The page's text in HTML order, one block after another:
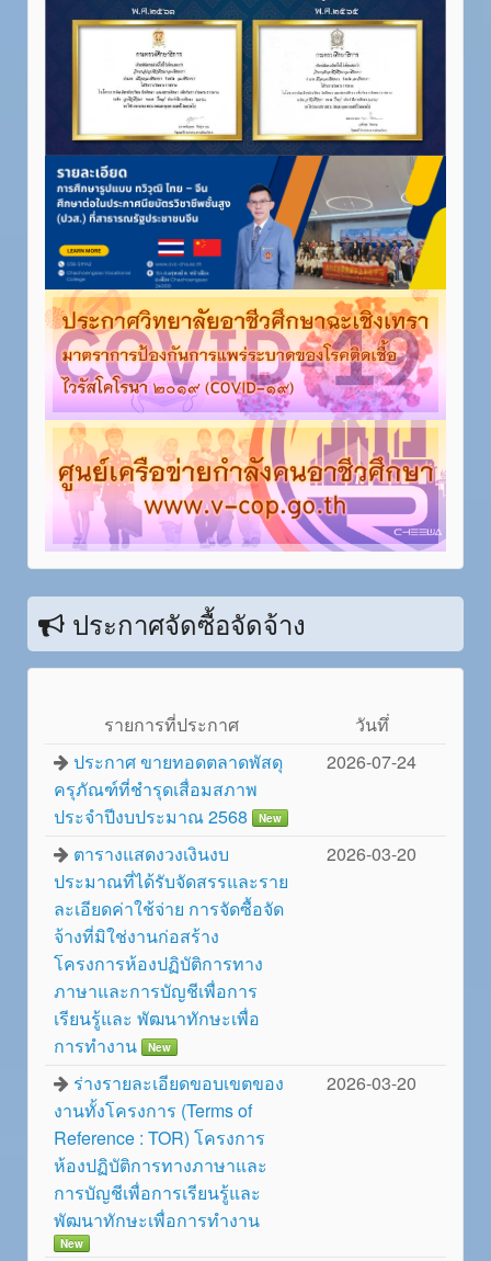
ประกาศจัดซื้อจัดจ้าง
รายการที่ประกาศ
วันทึ่
ประกาศ ขายทอดตลาดพัสดุ
ครุภัณฑ์ที่ชำรุดเสื่อมสภาพ
ประจำปีงบประมาณ 2568
New
2026-07-24
ตารางแสดงวงเงินงบ
ประมาณที่ได้รับจัดสรรและราย
ละเอียดค่าใช้จ่าย การจัดซื้อจัด
จ้างที่มิใช่งานก่อสร้าง
โครงการห้องปฏิบัติการทาง
ภาษาและการบัญชีเพื่อการ
เรียนรู้และ พัฒนาทักษะเพื่อ
การทำงาน
New
2026-03-20
ร่างรายละเอียดขอบเขตของ
งานทั้งโครงการ (Terms of
Reference : TOR) โครงการ
ห้องปฏิบัติการทางภาษาและ
การบัญชีเพื่อการเรียนรู้และ
พัฒนาทักษะเพื่อการทำงาน
New
2026-03-20